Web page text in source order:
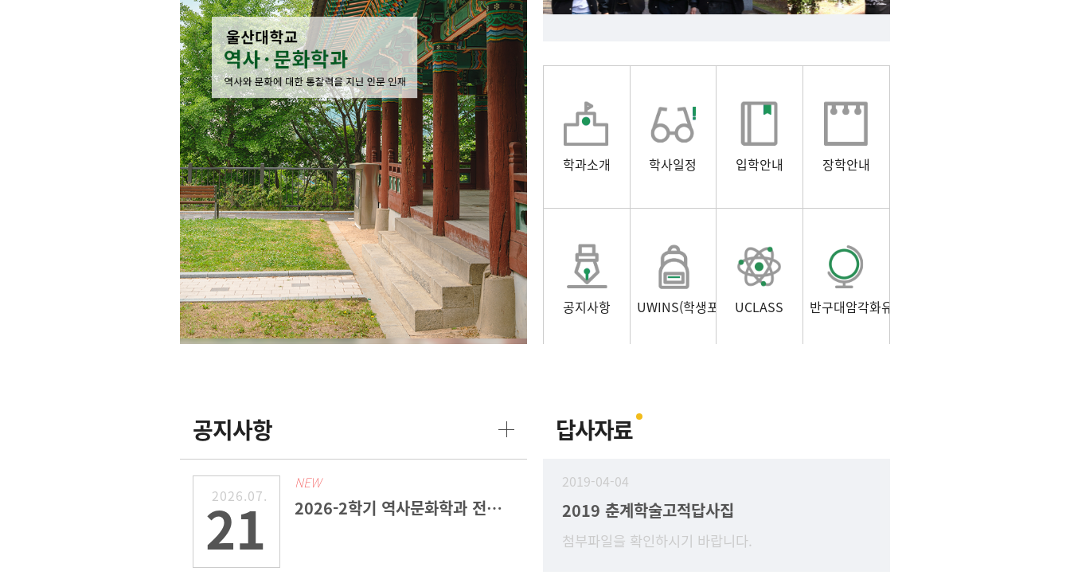
학과소개 학사일정 입학안내 장학안내
공지사항 UWINS(학생포털) UCLASS 반구대암각화유적보존연구소
공지사항
2026.07.
21
NEW
2026-2학기 역사문화학과 전공과목 수강 안내
답사자료
2019-04-04
2019 춘계학술고적답사집
첨부파일을 확인하시기 바랍니다.